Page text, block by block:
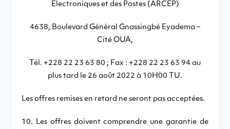
Électroniques et des Postes (ARCEP)
4638, Boulevard Général Gnassingbé Eyadema –
Cité OUA,
Tél. +228 22 23 63 80 ; Fax : +228 22 23 63 94 au
plus tard le 26 août 2022 à 10H00 TU.
Les offres remises en retard ne seront pas acceptées.
10. Les offres doivent comprendre une garantie de